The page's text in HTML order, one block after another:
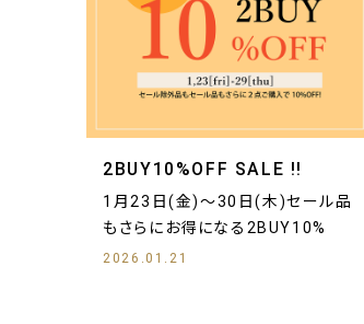
2BUY10%OFF SALE !!
1月23日(金)～30日(木)セール品
もさらにお得になる2BUY10%
2026.01.21